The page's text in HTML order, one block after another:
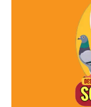
americano abriu
audiências para
Até 22 de
Até 1º de
escritos;